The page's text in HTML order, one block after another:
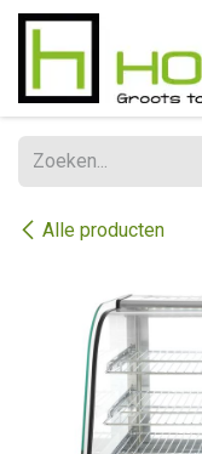
Overslaan naar inhoud
Alle producten